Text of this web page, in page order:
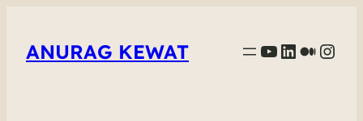
ANURAG KEWAT YouTube
LinkedIn